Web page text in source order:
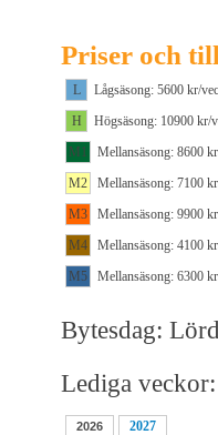
Priser och
L
Lågsäsong: 5600 kr/
H
Högsäsong: 10900 kr/
M1
Mellansäsong: 8600
M2
Mellansäsong: 7100
M3
Mellansäsong: 9900
M4
Mellansäsong: 4100
M5
Mellansäsong: 6300
Bytesdag:
Lediga veckor:
2026
2027